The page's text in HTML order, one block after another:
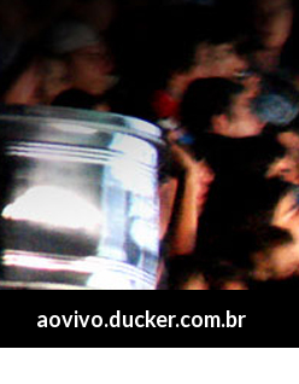
aovivo.ducker.com.br